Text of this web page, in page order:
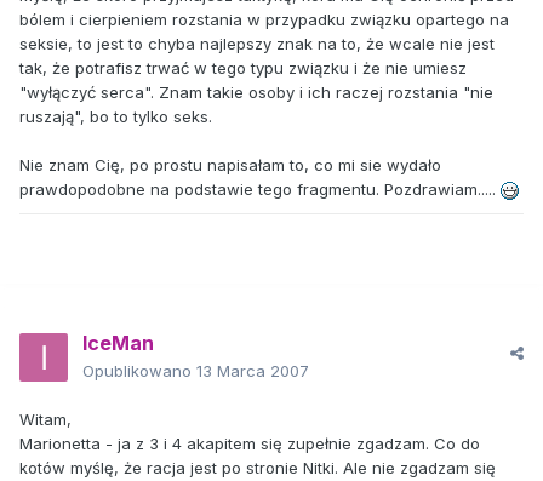
bólem i cierpieniem rozstania w przypadku związku opartego na
seksie, to jest to chyba najlepszy znak na to, że wcale nie jest
tak, że potrafisz trwać w tego typu związku i że nie umiesz
"wyłączyć serca". Znam takie osoby i ich raczej rozstania "nie
ruszają", bo to tylko seks.
Nie znam Cię, po prostu napisałam to, co mi sie wydało
prawdopodobne na podstawie tego fragmentu. Pozdrawiam.....
IceMan
Opublikowano 13 Marca 2007
Witam,
Marionetta - ja z 3 i 4 akapitem się zupełnie zgadzam. Co do
kotów myślę, że racja jest po stronie Nitki. Ale nie zgadzam się